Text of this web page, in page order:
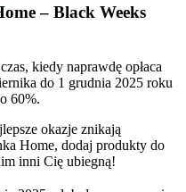
– Black Weeks
kiedy naprawdę opłaca
do 1 grudnia 2025 roku
60%.
okazje znikają
Home, dodaj produkty do
inni Cię ubiegną!